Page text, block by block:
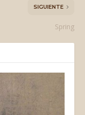
SIGUIENTE
Spring